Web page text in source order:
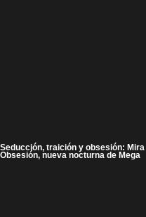
Seducción, traición y obsesión:
Obsesión, nueva nocturna de Mega